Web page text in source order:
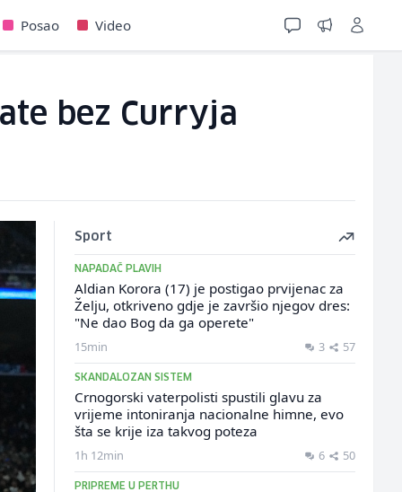
Posao Video
bez Curryja
Sport
NAPADAČ PLAVIH
Aldian Korora (17) je postigao prvijenac za
Želju, otkriveno gdje je završio njegov dres:
"Ne dao Bog da ga operete"
15min 3 57
SKANDALOZAN SISTEM
Crnogorski vaterpolisti spustili glavu za
vrijeme intoniranja nacionalne himne, evo
šta se krije iza takvog poteza
1h 12min 6 50
PRIPREME U PERTHU